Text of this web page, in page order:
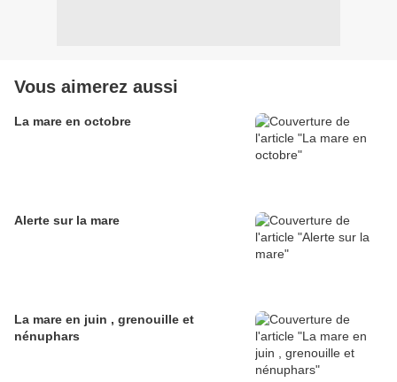
Vous aimerez aussi
La mare en octobre
Alerte sur la mare
La mare en juin , grenouille et
nénuphars